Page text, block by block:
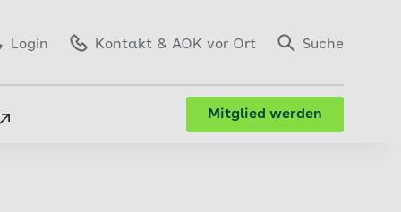
Login Kontakt & AOK vor Ort Suche
Mitglied werden